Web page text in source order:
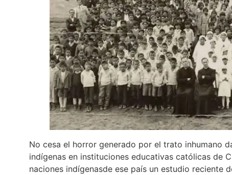
No cesa el horror generado por el trato inhumano
indígenas en instituciones educativas católicas de
naciones indígenasde ese país un estudio reciente